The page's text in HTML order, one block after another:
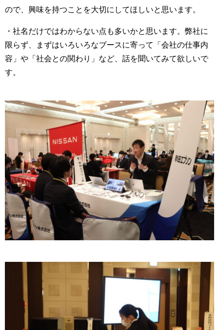
ので、興味を持つことを大切にしてほしいと思います。
・社名だけではわからない点も多いかと思います。弊社に
限らず、まずはいろいろなブースに寄って「会社の仕事内
容」や「社会との関わり」など、話を聞いてみて欲しいで
す。